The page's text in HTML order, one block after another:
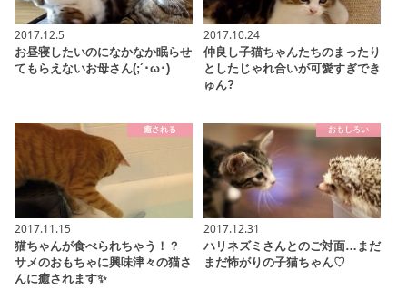
2017.12.5
お昼寝したいのになかなか眠らせ
てもらえないお母さん(;´･ω･)
2017.10.24
仲良し子猫ちゃんたちのまったり
としたじゃれ合いが可愛すぎでき
ゅん?
癒される
2017.11.15
猫ちゃんが食べられちゃう！？
サメのおもちゃに興味津々の猫さ
んに癒されます✨
おもしろい
2017.12.31
ハリネズミさんとのご対面…まだ
まだ怖がりの子猫ちゃん♡